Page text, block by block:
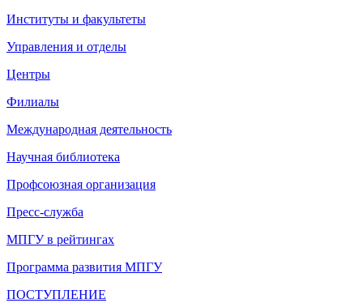
Институты и факультеты
Управления и отделы
Центры
Филиалы
Международная деятельность
Научная библиотека
Профсоюзная организация
Пресс-служба
МПГУ в рейтингах
Программа развития МПГУ
ПОСТУПЛЕНИЕ